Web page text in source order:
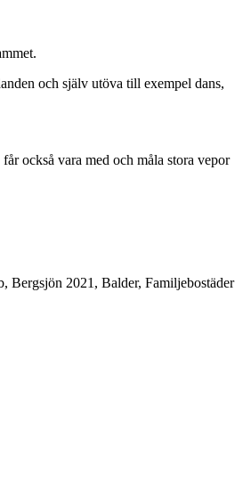
och själv utöva till exempel dans,
också vara med och måla stora vepor
Bergsjön 2021, Balder, Familjebostäder